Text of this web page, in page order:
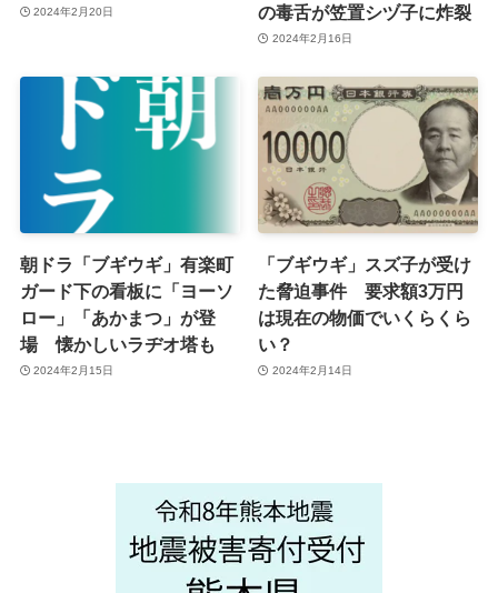
2024年2月20日
の毒舌が笠置シヅ子に炸裂
2024年2月16日
朝ドラ「ブギウギ」有楽町
ガード下の看板に「ヨーソ
ロー」「あかまつ」が登
場 懐かしいラヂオ塔も
2024年2月15日
「ブギウギ」スズ子が受け
た脅迫事件 要求額3万円
は現在の物価でいくらくら
い？
2024年2月14日